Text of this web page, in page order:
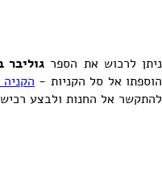
ניתן לרכוש את הספר
הוספתו אל סל הקניות -
להתקשר אל החנות ולבצע